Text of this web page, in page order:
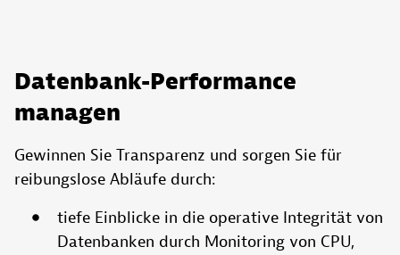
Datenbank-Performance
managen
Gewinnen Sie Transparenz und sorgen Sie für
reibungslose Abläufe durch:
tiefe Einblicke in die operative Integrität von
Datenbanken durch Monitoring von CPU,